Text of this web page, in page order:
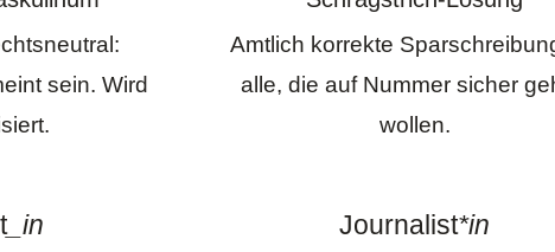
sein. Wird
Amtlich korrekte
alle, die auf Nummer sicher
wollen.
_in Journalist*in